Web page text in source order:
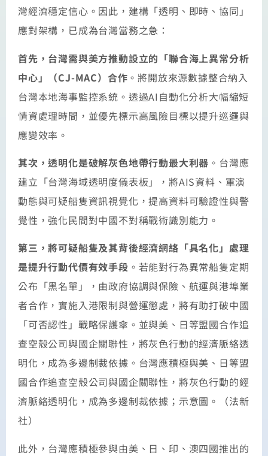
灣經濟穩定信心。因此，建構「透明、即時、協同」
應對架構，已成為台灣當務之急：
首先，台灣需與美方推動設立的「聯合海上異常分析
中心」（CJ-MAC）合作 。將開放來源數據整合納入
台灣本地海事監控系統。透過AI自動化分析大幅縮短
情資處理時間，並優先標示高風險目標以提升巡邏與
應變效率。
其次，透明化是破解灰色地帶行動最大利器 。台灣應
建立「台灣海域透明度儀表板」，將AIS資料、軍演
動態與可疑船隻資訊視覺化，提高資料可驗證性與警
覺性，強化民間對中國不對稱戰術識別能力。
第三，將可疑船隻及其背後經濟網絡「具名化」處理
是提升行動代價有效手段 。若能對行為異常船隻定期
公布「黑名單」，由政府協調與保險、航運與港埠業
者合作，實施入港限制與營運懲處，將有助打破中國
「可否認性」戰略保護傘。並與美、日等盟國合作追
查空殼公司與國企關聯性，將灰色行動的經濟脈絡透
明化，成為多邊制裁依據。台灣應積極與美、日等盟
國合作追查空殼公司與國企關聯性，將灰色行動的經
濟脈絡透明化，成為多邊制裁依據；示意圖。（法新
社）
此外，台灣應積極參與由美、日、印、澳四國推出的